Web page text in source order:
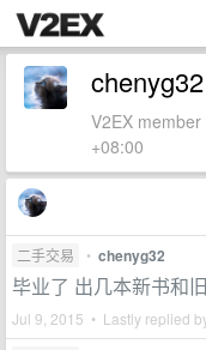
chenyg32
V2EX
+08:00
二手交易 • chenyg32
毕业了 出几本新书和
Jul 9, 2015 • Lastly replied